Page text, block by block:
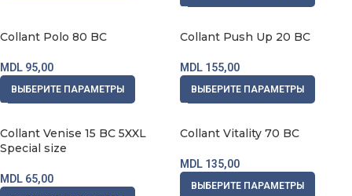
Collant Polo 80 BC
MDL 95,00
ВЫБЕРИТЕ ПАРАМЕТРЫ
Collant Push Up 20 BC
MDL 155,00
ВЫБЕРИТЕ ПАРАМЕТРЫ
Collant Venise 15 BC 5XXL
Special size
MDL 65,00
Collant Vitality 70 BC
MDL 135,00
ВЫБЕРИТЕ ПАРАМЕТРЫ